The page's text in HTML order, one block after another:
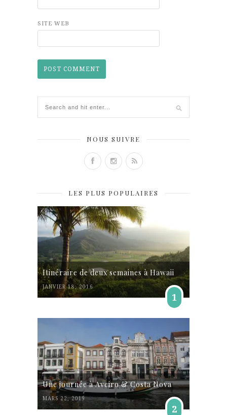
SITE WEB
NOUS SUIVRE
LES PLUS POPULAIRES
Itinéraire de deux semaines à Hawaii
JANVIER 18, 2016
1
Une journée à Aveiro & Costa Nova
MARS 22, 2019
2